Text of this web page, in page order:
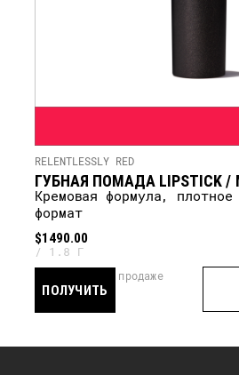
RELENTLESSLY RED
ГУБНАЯ ПОМАДА LIPSTICK /
кремовая формула, плотное покрытие, мини-
формат
$1490.00
1.8 Г
ПОЛУЧИТЬ
скоро в продаже